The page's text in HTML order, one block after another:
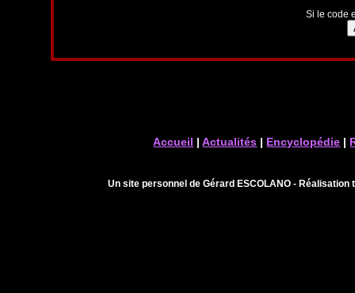
Si le code
Accueil |Actualités | Encyclopédie |
Un site personnel de Gérard ESCOLANO -